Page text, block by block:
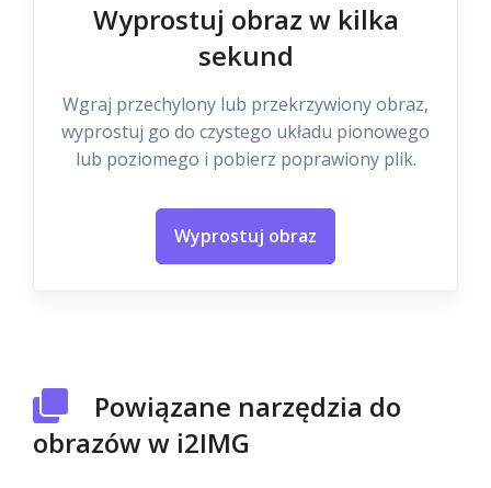
Wyprostuj obraz w kilka
sekund
Wgraj przechylony lub przekrzywiony obraz,
wyprostuj go do czystego układu pionowego
lub poziomego i pobierz poprawiony plik.
Wyprostuj obraz
Powiązane narzędzia do
obrazów w i2IMG